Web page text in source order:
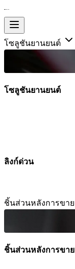
โซลูชันยานยนต์
โซลูชันยานยนต์
ลิงก์ด่วน
ชิ้นส่วนหลังการขาย
ชิ้นส่วนหลังการขาย